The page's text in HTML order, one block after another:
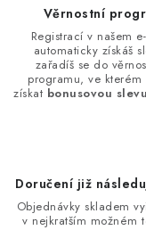
Věrnostní
Registrací v našem
automaticky získáš
zařadíš se do
programu, ve kterém
získat bonusovou
Doručení již
Objednávky skladem
v nejkratším možném